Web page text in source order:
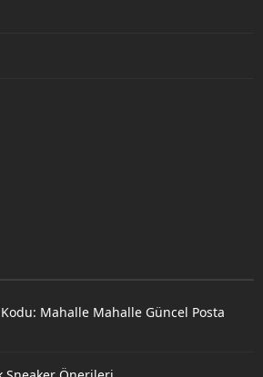
Mahalle Mahalle Güncel Posta